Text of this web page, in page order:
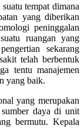
tempat dimana
yang diberikan
peninggalan
ruangan yang
sekarang
telah berbentuk
tentu manajemen
yang baik.
yang merupakan
daya di unit
bermutu. Kepala